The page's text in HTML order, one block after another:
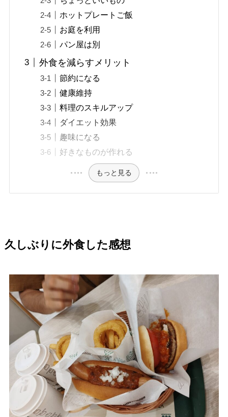
ホットプレートご飯
お庭を利用
パン屋は別
外食を減らすメリット
節約になる
健康維持
料理のスキルアップ
ダイエット効果
趣味になる
好きなものが作れる
もっと見る
久しぶりに外食した感想